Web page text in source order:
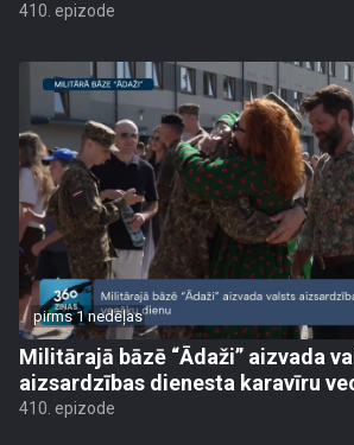
410. epizode
pirms 1 nedēļas
Militārajā bāzē “Ādaži” aizvada
aizsardzības dienesta karavīru
410. epizode